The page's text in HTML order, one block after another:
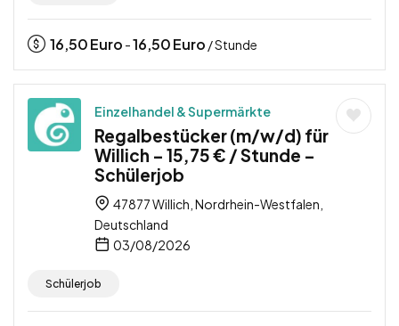
16,50Euro -16,50Euro / Stunde
Einzelhandel & Supermärkte
Regalbestücker (m/w/d) für
Willich – 15,75 € / Stunde –
Schülerjob
47877 Willich, Nordrhein-Westfalen,
Deutschland
03/08/2026
Schülerjob